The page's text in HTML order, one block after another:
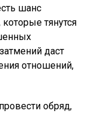
шанс
тянутся
даст
отношений,
обряд,